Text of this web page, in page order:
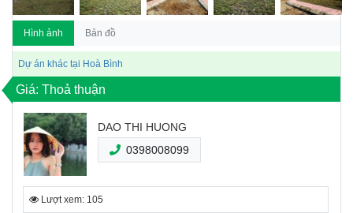
Hình ảnh Bản đồ
Dự án khác tại Hoà Bình
Giá: Thoả thuận
DAO THI HUONG
0398008099
Lượt xem: 105